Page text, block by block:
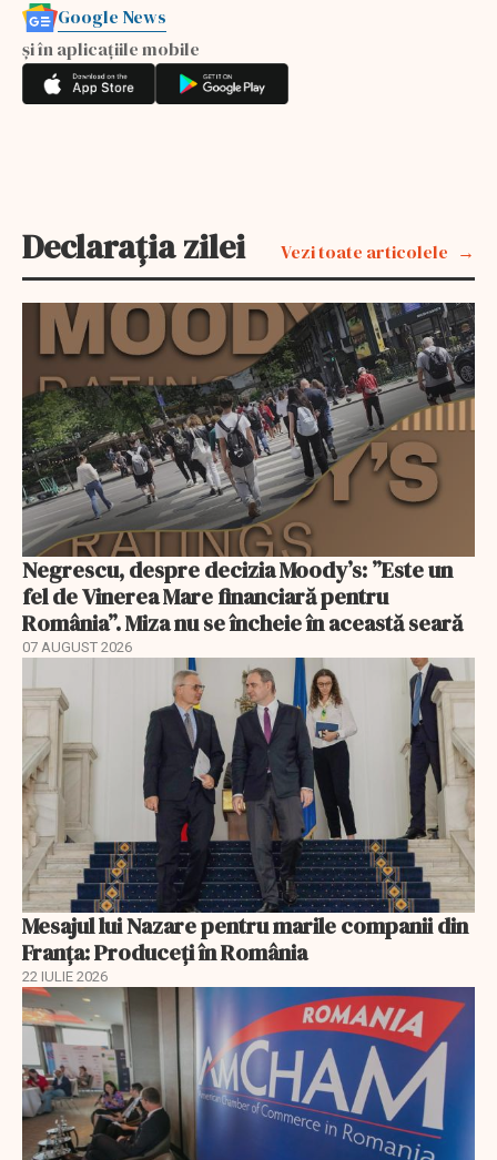
Google News
și în aplicațiile mobile
Declarația zilei Vezi toate articolele
Negrescu, despre decizia Moody’s: ”Este un
fel de Vinerea Mare financiară pentru
România”. Miza nu se încheie în această seară
07 AUGUST 2026
Mesajul lui Nazare pentru marile companii din
Franța: Produceți în România
22 IULIE 2026